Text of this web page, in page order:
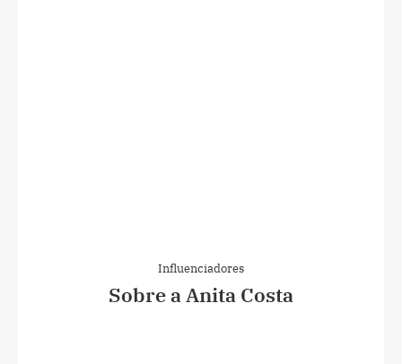
Influenciadores
Sobre a Anita Costa